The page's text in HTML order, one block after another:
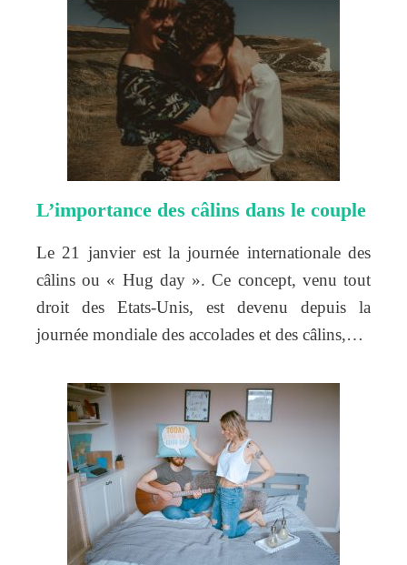
L’importance des câlins dans le couple
Le 21 janvier est la journée internationale des
câlins ou « Hug day ». Ce concept, venu tout
droit des Etats-Unis, est devenu depuis la
journée mondiale des accolades et des câlins,…